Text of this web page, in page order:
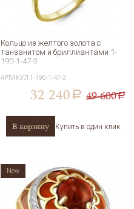
Кольцо из желтого золота с
танзанитом и бриллиантами 1-
190-1-47-3
АРТИКУЛ 1-190-1-47-3
32 240 a 49 600a
В корзину Купить в один клик
New